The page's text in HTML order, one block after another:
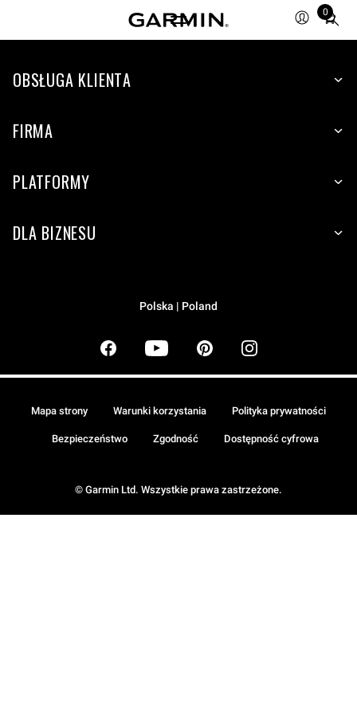
0
Total
items
cart:
OBSŁUGA KLIENTA
FIRMA
PLATFORMY
DLA BIZNESU
Polska | Poland
© Garmin Ltd. Wszystkie prawa zastrzeżone.
Mapa strony Warunki korzystania Polityka prywatności
Bezpieczeństwo Zgodność Dostępność cyfrowa